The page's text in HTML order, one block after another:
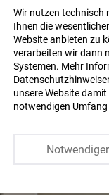
Stiftung
Rights -
mehr über
Wir nutzen technisch
Ihnen die
Website anbieten zu
verarbeiten wir dann
Systemen. Mehr
unsere Website
notwendigen